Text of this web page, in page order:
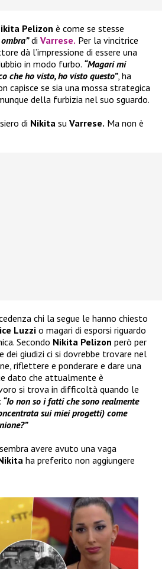
Pelizon è come se stesse
di Varrese. Per la vincitrice
dà l’impressione di essere una
in modo furbo. “Magari mi
che ho visto, ho visto questo”, ha
capisce se sia una mossa strategica
della furbizia nel suo sguardo.
di Nikita su Varrese. Ma non è
chi la segue le hanno chiesto
Luzzi o magari di esporsi riguardo
Secondo Nikita Pelizon però per
dei giudizi ci si dovrebbe trovare nel
riflettere e ponderare e dare una
dato che attualmente è
si trova in difficoltà quando le
“Io non so i fatti che sono realmente
sui miei progetti) come
sembra avere avuto una vaga
ha preferito non aggiungere